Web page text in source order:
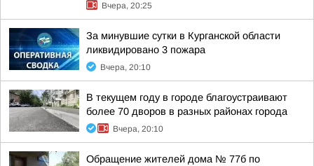
Вчера, 20:25
За минувшие сутки в Курганской области
ликвидировано 3 пожара
Вчера, 20:10
В текущем году в городе благоустраивают
более 70 дворов в разных районах города
Вчера, 20:10
Обращение жителей дома № 77б по